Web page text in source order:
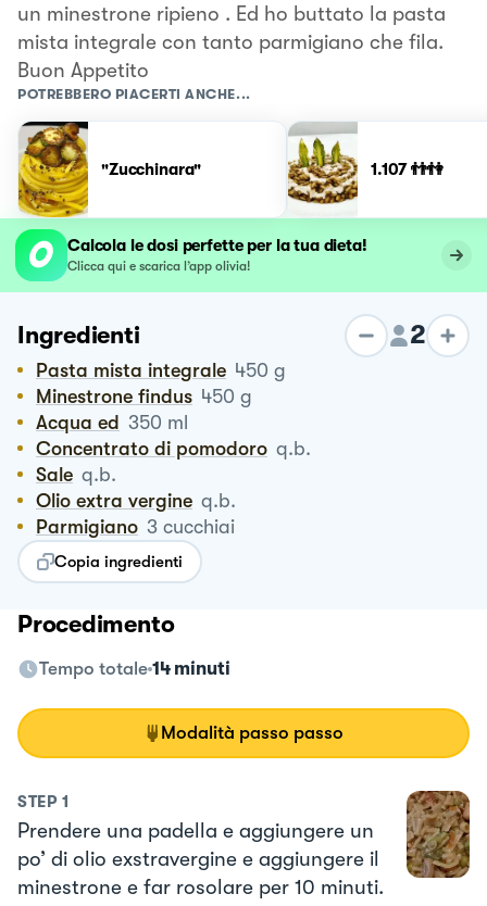
un minestrone ripieno . Ed ho buttato la pasta
mista integrale con tanto parmigiano che fila.
Buon Appetito
POTREBBERO PIACERTI ANCHE...
"Zucchinara" 1.107 👬👫
Calcola le dosi perfette per la tua dieta!
Clicca qui e scarica l’app olivia!
Ingredienti 2
Pasta mista integrale 450 g
Minestrone findus 450 g
Acqua ed 350 ml
Concentrato di pomodoro q.b.
Sale q.b.
Olio extra vergine q.b.
Parmigiano 3 cucchiai
Copia ingredienti
Procedimento
Tempo totale 14 minuti
Modalità passo passo
STEP 1
Prendere una padella e aggiungere un
po’ di olio exstravergine e aggiungere il
minestrone e far rosolare per 10 minuti.